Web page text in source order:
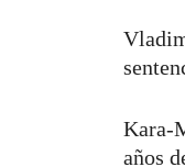
Kara-
años